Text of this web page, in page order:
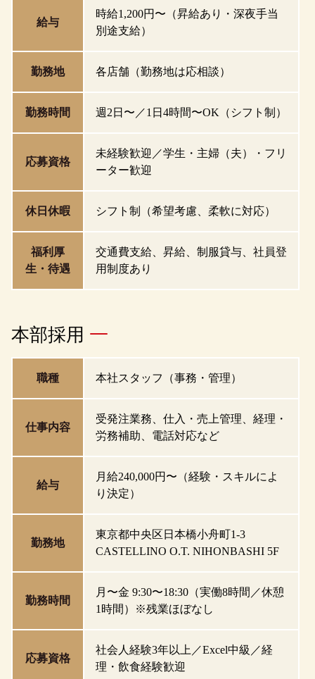
給与
時給1,200円〜（昇給あり・深夜手当
別途支給）
勤務地 各店舗（勤務地は応相談）
勤務時間 週2日〜／1日4時間〜OK（シフト制）
応募資格
未経験歓迎／学生・主婦（夫）・フリ
ーター歓迎
休日休暇 シフト制（希望考慮、柔軟に対応）
福利厚
生・待遇
交通費支給、昇給、制服貸与、社員登
用制度あり
本部採用
職種 本社スタッフ（事務・管理）
仕事内容
受発注業務、仕入・売上管理、経理・
労務補助、電話対応など
給与
月給240,000円〜（経験・スキルによ
り決定）
勤務地
東京都中央区日本橋小舟町1-3
CASTELLINO O.T. NIHONBASHI 5F
勤務時間
月〜金 9:30〜18:30（実働8時間／休憩
1時間）※残業ほぼなし
応募資格
社会人経験3年以上／Excel中級／経
理・飲食経験歓迎